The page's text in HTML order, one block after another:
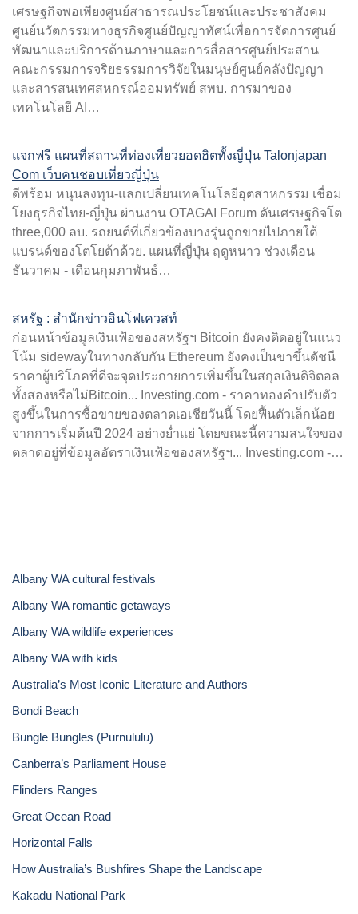
เศรษฐกิจพอเพียงศูนย์สาธารณประโยชน์และประชาสังคม
ศูนย์นวัตกรรมทางธุรกิจศูนย์ปัญญาทัศน์เพื่อการจัดการศูนย์
พัฒนาและบริการด้านภาษาและการสื่อสารศูนย์ประสาน
คณะกรรมการจริยธรรมการวิจัยในมนุษย์ศูนย์คลังปัญญา
และสารสนเทศสหกรณ์ออมทรัพย์ สพบ. การมาของ
เทคโนโลยี AI…
แจกฟรี แผนที่สถานที่ท่องเที่ยวยอดฮิตทั้งญี่ปุ่น Talonjapan
Com เว็บคนชอบเที่ยวญี่ปุ่น
ดีพร้อม หนุนลงทุน-แลกเปลี่ยนเทคโนโลยีอุตสาหกรรม เชื่อม
โยงธุรกิจไทย-ญี่ปุ่น ผ่านงาน OTAGAI Forum ดันเศรษฐกิจโต
three,000 ลบ. รถยนต์ที่เกี่ยวข้องบางรุ่นถูกขายไปภายใต้
แบรนด์ของโตโยต้าด้วย. แผนที่ญี่ปุ่น ฤดูหนาว ช่วงเดือน
ธันวาคม - เดือนกุมภาพันธ์…
สหรัฐ : สำนักข่าวอินโฟเควสท์
ก่อนหน้าข้อมูลเงินเฟ้อของสหรัฐฯ Bitcoin ยังคงติดอยู่ในแนว
โน้ม sidewayในทางกลับกัน Ethereum ยังคงเป็นขาขึ้นดัชนี
ราคาผู้บริโภคที่ดีจะจุดประกายการเพิ่มขึ้นในสกุลเงินดิจิตอล
ทั้งสองหรือไม่Bitcoin... Investing.com - ราคาทองคำปรับตัว
สูงขึ้นในการซื้อขายของตลาดเอเชียวันนี้ โดยฟื้นตัวเล็กน้อย
จากการเริ่มต้นปี 2024 อย่างย่ำแย่ โดยขณะนี้ความสนใจของ
ตลาดอยู่ที่ข้อมูลอัตราเงินเฟ้อของสหรัฐฯ... Investing.com -…
Albany WA cultural festivals
Albany WA romantic getaways
Albany WA wildlife experiences
Albany WA with kids
Australia’s Most Iconic Literature and Authors
Bondi Beach
Bungle Bungles (Purnululu)
Canberra’s Parliament House
Flinders Ranges
Great Ocean Road
Horizontal Falls
How Australia’s Bushfires Shape the Landscape
Kakadu National Park